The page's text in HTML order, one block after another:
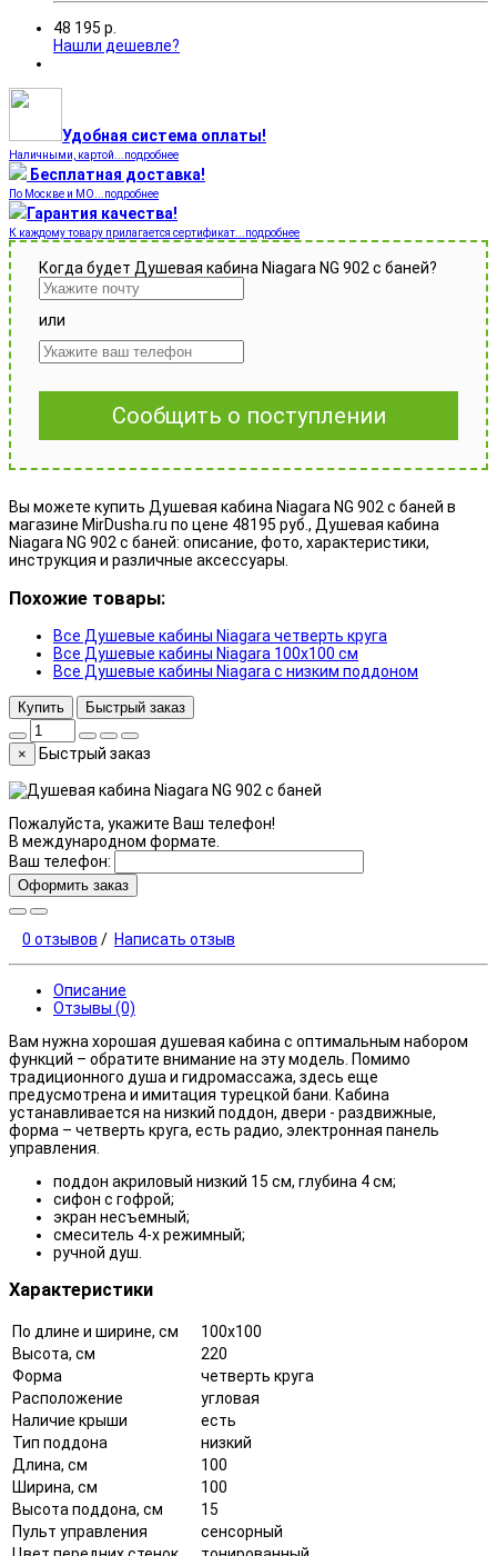
48 195 р.
Нашли дешевле?
Удобная система оплаты!
Наличными, картой...подробнее
Бесплатная доставка!
По Москве и МО...подробнее
Гарантия качества!
К каждому товару прилагается сертификат...подробнее
Когда будет Душевая кабина Niagara NG 902 с баней?
или
Сообщить о поступлении
Вы можете купить Душевая кабина Niagara NG 902 с баней в
магазине MirDusha.ru по цене 48195 руб., Душевая кабина
Niagara NG 902 с баней: описание, фото, характеристики,
инструкция и различные аксессуары.
Похожие товары:
Все Душевые кабины Niagara четверть круга
Все Душевые кабины Niagara 100x100 см
Все Душевые кабины Niagara с низким поддоном
Купить Быстрый заказ
× Быстрый заказ
Пожалуйста, укажите Ваш телефон!
В международном формате.
Ваш телефон:
Оформить заказ
0 отзывов / Написать отзыв
Описание
Отзывы (0)
Вам нужна хорошая душевая кабина с оптимальным набором
функций – обратите внимание на эту модель. Помимо
традиционного душа и гидромассажа, здесь еще
предусмотрена и имитация турецкой бани. Кабина
устанавливается на низкий поддон, двери - раздвижные,
форма – четверть круга, есть радио, электронная панель
управления.
поддон акриловый низкий 15 см, глубина 4 см;
сифон с гофрой;
экран несъемный;
смеситель 4-х режимный;
ручной душ.
Характеристики
По длине и ширине, см
100x100
Высота, см
220
Форма
четверть круга
Расположение
угловая
Наличие крыши
есть
Тип поддона
низкий
Длина, см
100
Ширина, см
100
Высота поддона, см
15
Пульт управления
сенсорный